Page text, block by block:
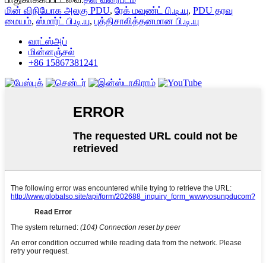
மின் விநியோக அலகு PDU, ரேக் மவுண்ட் பி.டி.யு, PDU தரவு
மையம், ஸ்மார்ட் பி.டி.யு, புத்திசாலித்தனமான பி.டி.யு
வாட்ஸ்அப்
மின்னஞ்சல்
+86 15867381241